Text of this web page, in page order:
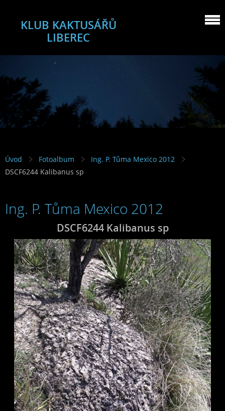
KLUB KAKTUSÁŘŮ
LIBEREC
Úvod Fotoalbum
Ing. P. Tůma Mexico 2012
DSCF6244 Kalibanus sp
Ing. P. Tůma Mexico 2012
DSCF6244 Kalibanus sp